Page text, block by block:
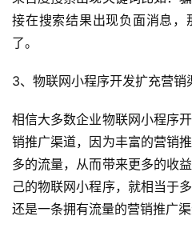
开
发
信
发
小
程
序
接在搜索结果出现负面消息
了。
3、物联网小程序开发扩充营销
相信大多数企业物联网小程序
销推广渠道，因为丰富的营销
多的流量，从而带来更多的收
己的物联网小程序，就相当于
还是一条拥有流量的营销推广渠